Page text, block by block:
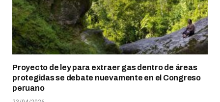
Proyecto de ley para extraer gas dentro de áreas
protegidas se debate nuevamente en el Congreso
peruano